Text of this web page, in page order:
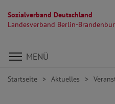
Sozialverband Deutschland
Landesverband Berlin-
Direkt zu den Inhalten
MENÜ
Startseite Aktuelles